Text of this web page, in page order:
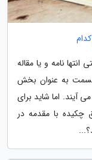
نامه و یا مقاله
قسمت به عنوان بخش
اما شاید برای
با مقدمه در